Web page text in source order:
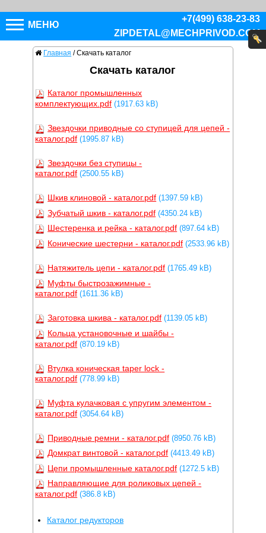
МЕНЮ
+7(499) 638-23-83
ZIPDETAL@MECHPRIVOD.COM
Главная / Скачать каталог
Скачать каталог
Каталог промышленных
комплектующих.pdf (1917.63 kB)
Звездочки приводные со ступицей для цепей -
каталог.pdf (1995.87 kB)
Звездочки без ступицы -
каталог.pdf (2500.55 kB)
Шкив клиновой - каталог.pdf (1397.59 kB)
Зубчатый шкив - каталог.pdf (4350.24 kB)
Шестеренка и рейка - каталог.pdf (897.64 kB)
Конические шестерни - каталог.pdf (2533.96 kB)
Натяжитель цепи - каталог.pdf (1765.49 kB)
Муфты быстрозажимные -
каталог.pdf (1611.36 kB)
Заготовка шкива - каталог.pdf (1139.05 kB)
Кольца установочные и шайбы -
каталог.pdf (870.19 kB)
Втулка коническая taper lock -
каталог.pdf (778.99 kB)
Муфта кулачковая с упругим элементом -
каталог.pdf (3054.64 kB)
Приводные ремни - каталог.pdf (8950.76 kB)
Домкрат винтовой - каталог.pdf (4413.49 kB)
Цепи промышленные каталог.pdf (1272.5 kB)
Направляющие для роликовых цепей -
каталог.pdf (386.8 kB)
Каталог редукторов